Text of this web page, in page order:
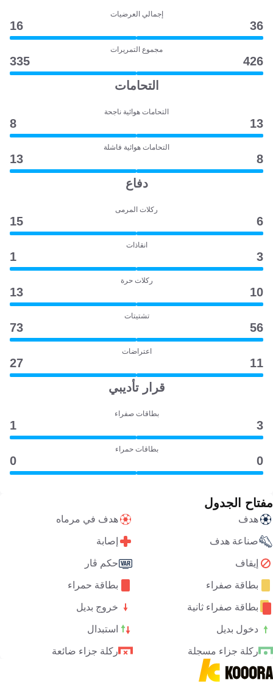
إجمالي العرضيات
36
16
مجموع التمريرات
426
335
التحامات
التحامات هوائية ناجحة
13
8
التحامات هوائية فاشلة
8
13
دفاع
ركلات المرمى
6
15
انقاذات
3
1
ركلات حرة
10
13
تشتيتات
56
73
اعتراضات
11
27
قرار تأديبي
بطاقات صفراء
3
1
بطاقات حمراء
0
0
مفتاح الجدول
هدف هدف في مرماه
صناعة هدف إصابة
إيقاف حكم ڤار
بطاقة صفراء بطاقة حمراء
بطاقة صفراء ثانية خروج بديل
دخول بديل استبدال
ركلة جزاء مسجلة ركلة جزاء ضائعة